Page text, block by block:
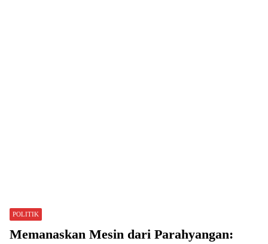
POLITIK
Memanaskan Mesin dari Parahyangan: